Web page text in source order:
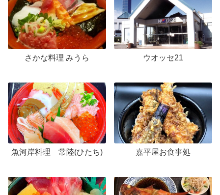
さかな料理 みうら ウオッセ21
魚河岸料理 常陸(ひたち) 嘉平屋お食事処